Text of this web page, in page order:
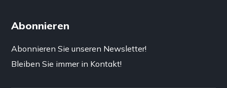
Abonnieren
Abonnieren Sie unseren Newsletter!
Bleiben Sie immer in Kontakt!